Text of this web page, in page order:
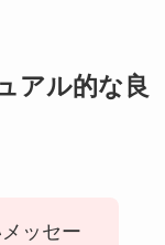
アル的な良
ッセー